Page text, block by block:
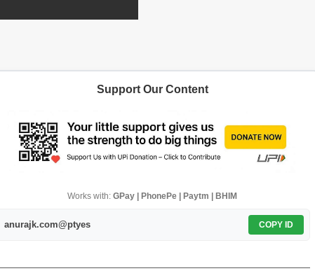
Support Our Content
Works with:GPay | PhonePe | Paytm | BHIM
anurajk.com@ptyes COPY ID